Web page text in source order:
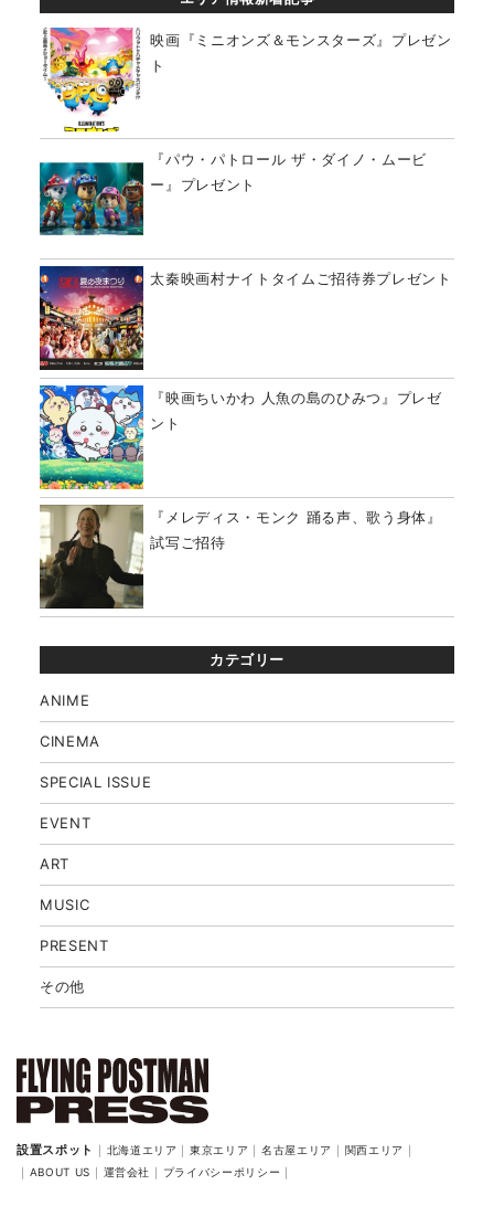
映画『ミニオンズ＆モンスターズ』プレゼン
ト
『パウ・パトロール ザ・ダイノ・ムービ
ー』プレゼント
太秦映画村ナイトタイムご招待券プレゼント
『映画ちいかわ 人魚の島のひみつ』プレゼ
ント
『メレディス・モンク 踊る声、歌う身体』
試写ご招待
カテゴリー
ANIME
CINEMA
SPECIAL ISSUE
EVENT
ART
MUSIC
PRESENT
その他
北海道エリア 東京エリア 名古屋エリア
関西エリア
ABOUT US
運営会社 プライバシーポリシー